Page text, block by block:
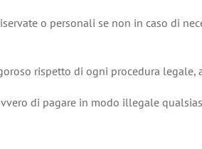
o personali se non in caso di
rispetto di ogni procedura legale,
di pagare in modo illegale